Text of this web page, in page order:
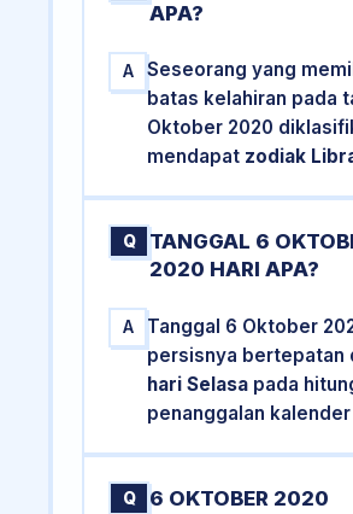
APA?
A
Seseorang yang
batas kelahiran pada
Oktober 2020
mendapat zodiak
Q
TANGGAL 6
2020 HARI APA?
A
Tanggal 6 Oktober
persisnya bertepatan
hari Selasa pada
penanggalan
Q
6 OKTOBER 2020